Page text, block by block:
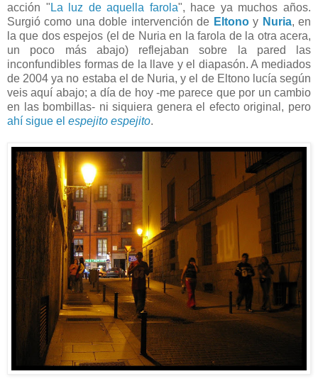
acción " La luz de aquella farola", hace ya muchos años.
Surgió como una doble intervención de Eltonoy Nuria, en
la que dos espejos (el de Nuria en la farola de la otra acera,
un poco más abajo) reflejaban sobre la pared las
inconfundibles formas de la llave y el diapasón. A mediados
de 2004 ya no estaba el de Nuria, y el de Eltono lucía según
veis aquí abajo; a día de hoy -me parece que por un cambio
en las bombillas- ni siquiera genera el efecto original, pero
ahí sigue el espejito espejito.